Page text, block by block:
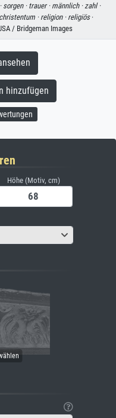
sorgen · trauer · männlich · zahl ·
christentum · religion · religiös·
/ Bridgeman Images
hinzufügen
Höhe (Motiv, cm)